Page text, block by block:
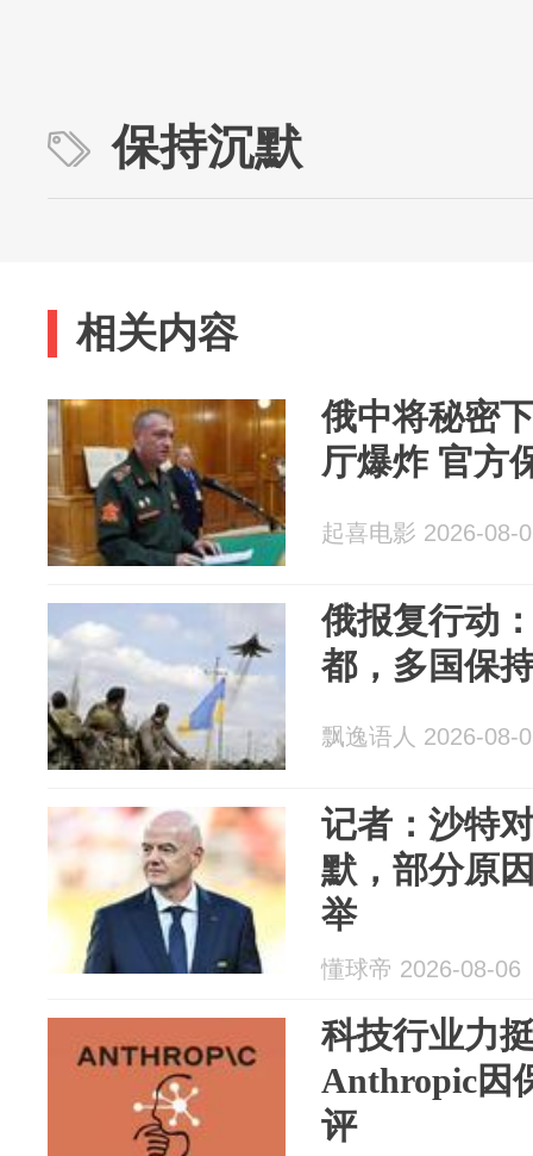
保持沉默
相关内容
俄中将秘密
厅爆炸 官方
起喜电影 2026-08-
俄报复行动
都，多国保
飘逸语人 2026-08-
记者：沙特
默，部分原
举
懂球帝 2026-08-06
科技行业力
Anthropic因
评